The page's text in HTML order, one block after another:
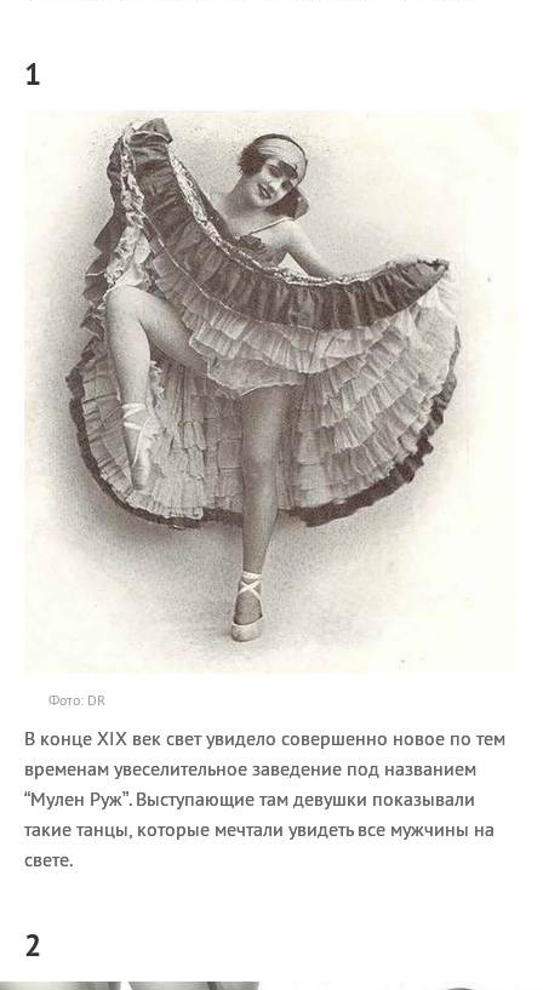
1
Фото: DR
В конце XIX век свет увидело совершенно новое по тем
временам увеселительное заведение под названием
“Мулен Руж”. Выступающие там девушки показывали
такие танцы, которые мечтали увидеть все мужчины на
свете.
2